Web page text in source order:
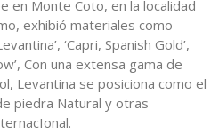
en Monte Coto, en la localidad
exhibió materiales como
‘Capri, Spanish Gold’,
Con una extensa gama de
Levantina se posiciona como el
piedra Natural y otras